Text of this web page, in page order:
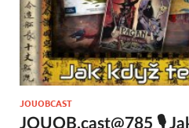
JOUOBCAST
JOUOB.cast@785 🎙